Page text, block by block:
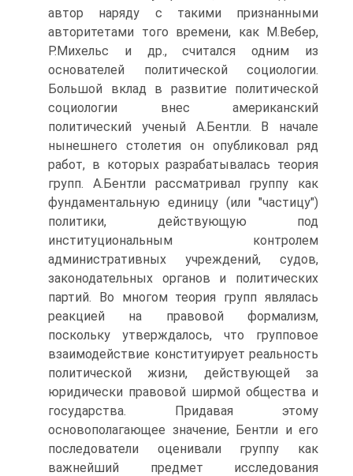
автор наряду с такими признанными
авторитетами того времени, как М.Вебер,
Р.Михельс и др., считался одним из
основателей политической социологии.
Большой вклад в развитие политической
социологии внес американский
политический ученый А.Бентли. В начале
нынешнего столетия он опубликовал ряд
работ, в которых разрабатывалась теория
групп. А.Бентли рассматривал группу как
фундаментальную единицу (или "частицу")
политики, действующую под
институциональным контролем
административных учреждений, судов,
законодательных органов и политических
партий. Во многом теория групп являлась
реакцией на правовой формализм,
поскольку утверждалось, что групповое
взаимодействие конституирует реальность
политической жизни, действующей за
юридически правовой ширмой общества и
государства. Придавая этому
основополагающее значение, Бентли и его
последователи оценивали группу как
важнейший предмет исследования